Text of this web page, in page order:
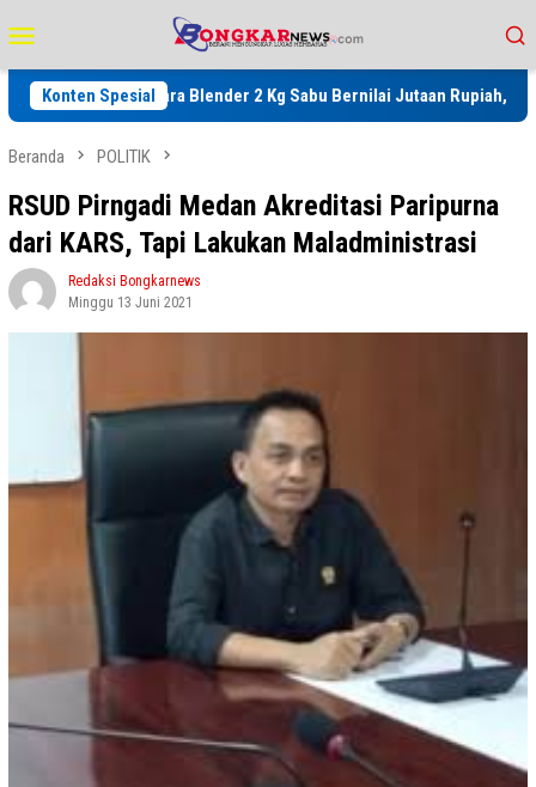
ke
kontenMobile
Konten Spesial
Batu Bara Blender 2 Kg Sabu Bernilai Jutaan Rupiah, Kapolres Ajak
Beranda POLITIK
RSUD Pirngadi Medan Akreditasi Paripurna
dari KARS, Tapi Lakukan Maladministrasi
Redaksi Bongkarnews
Minggu 13 Juni 2021